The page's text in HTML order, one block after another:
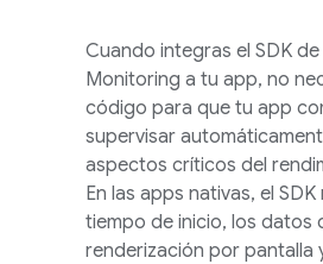
Cuando integras el SDK de
Monitoring a tu app, no
código para que tu app
supervisar
aspectos críticos del
En las apps nativas, el
tiempo de inicio, los datos
renderización por pantalla